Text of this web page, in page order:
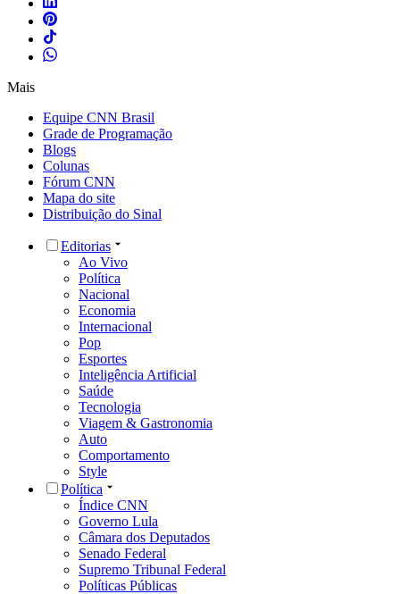
Mais
Equipe CNN Brasil
Grade de Programação
Blogs
Colunas
Fórum CNN
Mapa do site
Distribuição do Sinal
Editorias
Ao Vivo
Política
Nacional
Economia
Internacional
Pop
Esportes
Inteligência Artificial
Saúde
Tecnologia
Viagem & Gastronomia
Auto
Comportamento
Style
Política
Índice CNN
Governo Lula
Câmara dos Deputados
Senado Federal
Supremo Tribunal Federal
Políticas Públicas